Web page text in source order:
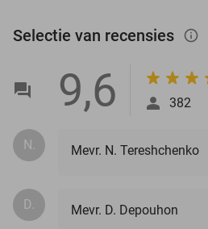
Selectie van recensies info_outlined
9,6 382
N. Mevr. N. Tereshchenko
D. Mevr. D. Depouhon